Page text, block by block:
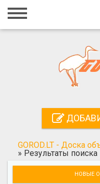
Главная
Регистрация
Поиск
GOROD.LT - Доска
» Результаты поиска
НОВЫЕ